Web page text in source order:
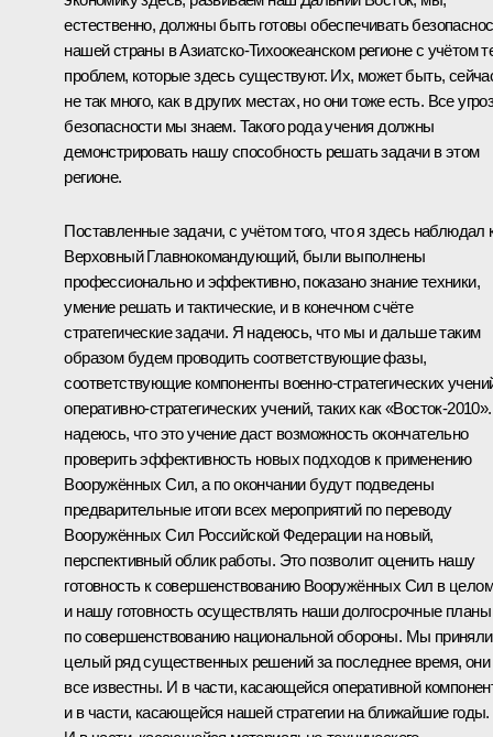
естественно, должны быть готовы обеспечивать
нашей страны в Азиатско-Тихоокеанском регионе с учётом
проблем, которые здесь существуют. Их, может быть,
не так много, как в других местах, но они тоже есть. Все
безопасности мы знаем. Такого рода учения должны
демонстрировать нашу способность решать задачи в этом
регионе.
Поставленные задачи, с учётом того, что я здесь наблюдал
Верховный Главнокомандующий, были выполнены
профессионально и эффективно, показано знание техники,
умение решать и тактические, и в конечном счёте
стратегические задачи. Я надеюсь, что мы и дальше таким
образом будем проводить соответствующие фазы,
соответствующие компоненты военно-стратегических
оперативно-стратегических учений, таких как «Восток-
надеюсь, что это учение даст возможность окончательно
проверить эффективность новых подходов к применению
Вооружённых Сил, а по окончании будут подведены
предварительные итоги всех мероприятий по переводу
Вооружённых Сил Российской Федерации на новый,
перспективный облик работы. Это позволит оценить нашу
готовность к совершенствованию Вооружённых Сил в целом
и нашу готовность осуществлять наши долгосрочные планы
по совершенствованию национальной обороны. Мы приняли
целый ряд существенных решений за последнее время, они
все известны. И в части, касающейся оперативной
и в части, касающейся нашей стратегии на ближайшие годы.